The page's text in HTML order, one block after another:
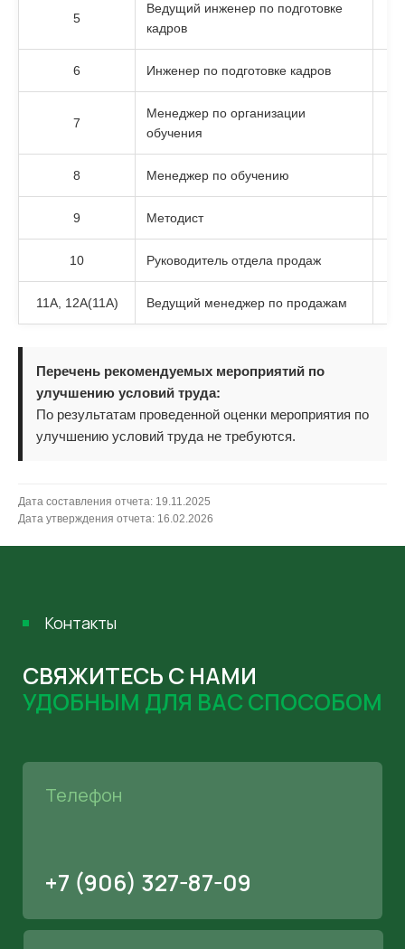
5
Ведущий инженер по подготовке
кадров
6 Инженер по подготовке кадров
7
Менеджер по организации
обучения
8 Менеджер по обучению
9 Методист
10 Руководитель отдела продаж
11А, 12А(11А) Ведущий менеджер по продажам
Перечень рекомендуемых мероприятий по
улучшению условий труда:
По результатам проведенной оценки мероприятия по
улучшению условий труда не требуются.
Дата составления отчета: 19.11.2025
Дата утверждения отчета: 16.02.2026
Контакты
СВЯЖИТЕСЬ С НАМИ
УДОБНЫМ ДЛЯ ВАС СПОСОБОМ
Телефон
INFO@SAKLAU.RU
Мессенджеры